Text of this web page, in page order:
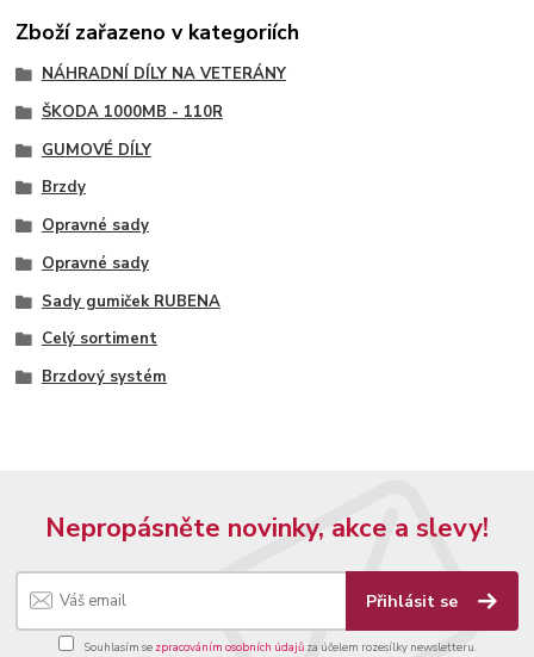
Zboží zařazeno v kategoriích
NÁHRADNÍ DÍLY NA VETERÁNY
ŠKODA 1000MB - 110R
GUMOVÉ DÍLY
Brzdy
Opravné sady
Opravné sady
Sady gumiček RUBENA
Celý sortiment
Brzdový systém
Nepropásněte novinky, akce a slevy!
Přihlásit se
Souhlasím se zpracováním osobních údajůza účelem rozesílky newsletteru.